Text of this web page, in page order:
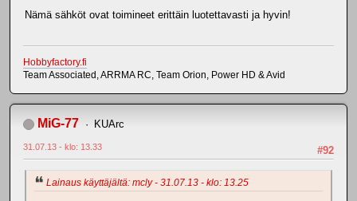
Nämä sähköt ovat toimineet erittäin luotettavasti ja hyvin!
Hobbyfactory.fi
Team Associated, ARRMA RC, Team Orion, Power HD & Avid
MiG-77 KUArc
#92
31.07.13 - klo: 13.33
Lainaus käyttäjältä: mcly - 31.07.13 - klo: 13.25